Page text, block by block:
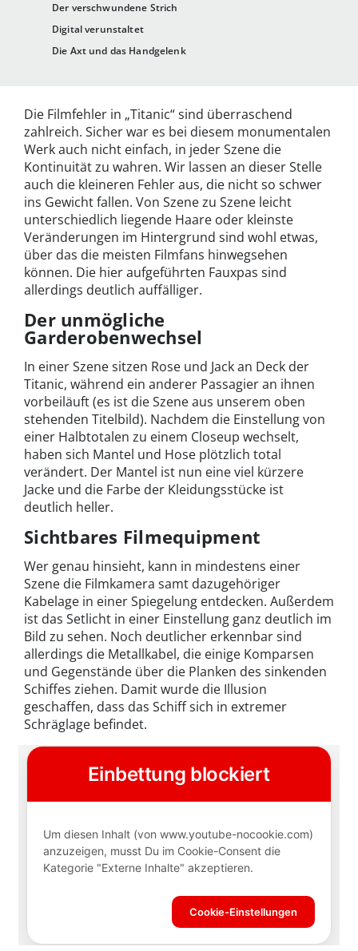
Der verschwundene Strich
Digital verunstaltet
Die Axt und das Handgelenk
Die Filmfehler in „Titanic“ sind überraschend
zahlreich. Sicher war es bei diesem monumentalen
Werk auch nicht einfach, in jeder Szene die
Kontinuität zu wahren. Wir lassen an dieser Stelle
auch die kleineren Fehler aus, die nicht so schwer
ins Gewicht fallen. Von Szene zu Szene leicht
unterschiedlich liegende Haare oder kleinste
Veränderungen im Hintergrund sind wohl etwas,
über das die meisten Filmfans hinwegsehen
können. Die hier aufgeführten Fauxpas sind
allerdings deutlich auffälliger.
Der unmögliche
Garderobenwechsel
In einer Szene sitzen Rose und Jack an Deck der
Titanic, während ein anderer Passagier an ihnen
vorbeiläuft (es ist die Szene aus unserem oben
stehenden Titelbild). Nachdem die Einstellung von
einer Halbtotalen zu einem Closeup wechselt,
haben sich Mantel und Hose plötzlich total
verändert. Der Mantel ist nun eine viel kürzere
Jacke und die Farbe der Kleidungsstücke ist
deutlich heller.
Sichtbares Filmequipment
Wer genau hinsieht, kann in mindestens einer
Szene die Filmkamera samt dazugehöriger
Kabelage in einer Spiegelung entdecken. Außerdem
ist das Setlicht in einer Einstellung ganz deutlich im
Bild zu sehen. Noch deutlicher erkennbar sind
allerdings die Metallkabel, die einige Komparsen
und Gegenstände über die Planken des sinkenden
Schiffes ziehen. Damit wurde die Illusion
geschaffen, dass das Schiff sich in extremer
Schräglage befindet.